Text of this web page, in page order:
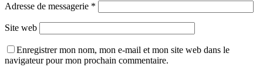
Adresse de messagerie *
Site web
Enregistrer mon nom, mon e-mail et mon site web dans le
navigateur pour mon prochain commentaire.